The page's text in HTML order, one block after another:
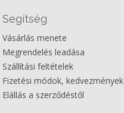
Segítség
Vásárlás menete
Megrendelés leadása
Szállítási feltételek
Fizetési módok, kedvezmények
Elállás a szerződéstől